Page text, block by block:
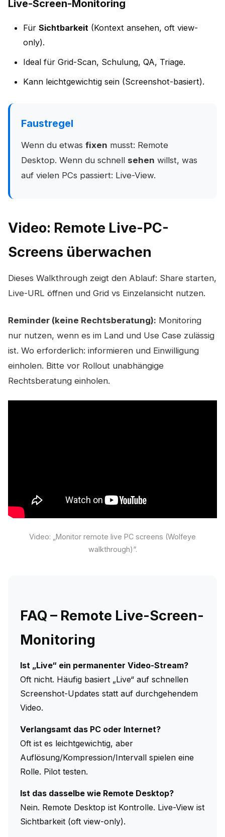
Live-Screen-Monitoring
Für Sichtbarkeit (Kontext ansehen, oft view-
only).
Ideal für Grid-Scan, Schulung, QA, Triage.
Kann leichtgewichtig sein (Screenshot-basiert).
Faustregel
Wenn du etwas fixen musst: Remote
Desktop. Wenn du schnell sehen willst, was
auf vielen PCs passiert: Live-View.
Video: Remote Live-PC-
Screens überwachen
Dieses Walkthrough zeigt den Ablauf: Share starten,
Live-URL öffnen und Grid vs Einzelansicht nutzen.
Reminder (keine Rechtsberatung): Monitoring
nur nutzen, wenn es im Land und Use Case zulässig
ist. Wo erforderlich: informieren und Einwilligung
einholen. Bitte vor Rollout unabhängige
Rechtsberatung einholen.
Video: „Monitor remote live PC screens (Wolfeye
walkthrough)“.
FAQ – Remote Live-Screen-
Monitoring
Ist „Live“ ein permanenter Video-Stream?
Oft nicht. Häufig basiert „Live“ auf schnellen
Screenshot-Updates statt auf durchgehendem
Video.
Verlangsamt das PC oder Internet?
Oft ist es leichtgewichtig, aber
Auflösung/Kompression/Intervall spielen eine
Rolle. Pilot testen.
Ist das dasselbe wie Remote Desktop?
Nein. Remote Desktop ist Kontrolle. Live-View ist
Sichtbarkeit (oft view-only).